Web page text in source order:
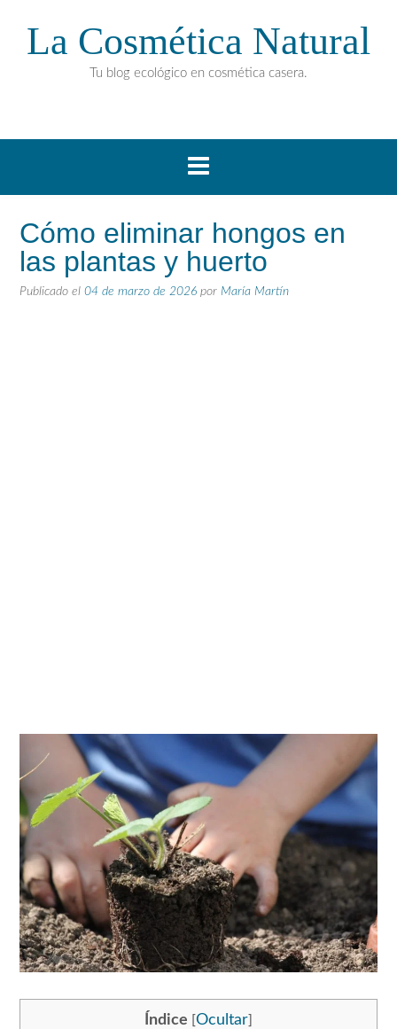
La Cosmética Natural
Tu blog ecológico en cosmética casera.
Cómo eliminar hongos en
las plantas y huerto
Publicado el 04 de marzo de 2026 por María Martín
Índice Ocultar